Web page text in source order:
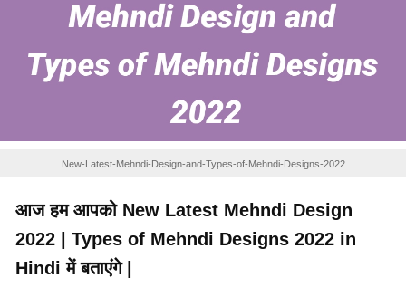
New-Latest-Mehndi-Design-and-Types-of-Mehndi-Designs-2022
आज हम आपको New Latest Mehndi Design
2022 | Types of Mehndi Designs 2022 in
Hindi में बताएंगे |